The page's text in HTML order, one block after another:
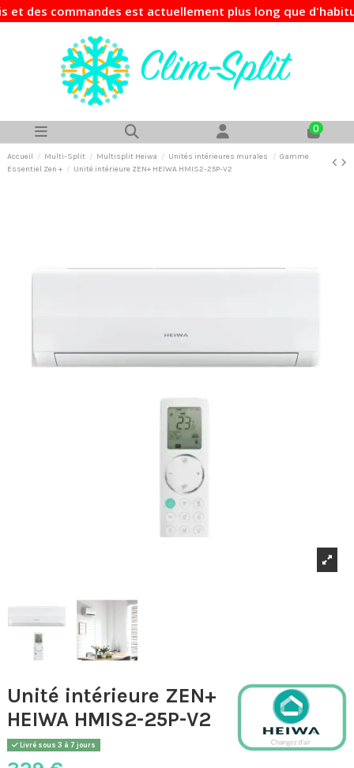
est actuellement plus long que d'habitude.
0
Accueil Multi-Split Multisplit Heiwa Unités intérieures murales
Gamme
Essentiel Zen +
Unité intérieure ZEN+ HEIWA HMIS2-25P-V2
Unité intérieure ZEN+
HEIWA HMIS2-25P-V2
Livré sous 3 à 7 jours